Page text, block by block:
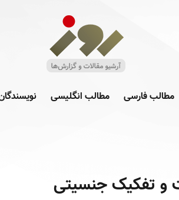
مطالب فارسی مطالب انگلیسی
و تفکیک جنسیتی